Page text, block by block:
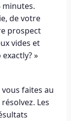
minutes.
de votre
prospect
vides et
»
faites au
Les